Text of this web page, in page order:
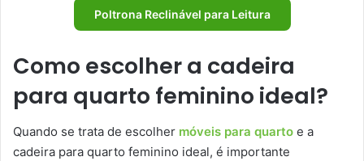
Poltrona Reclinável para Leitura
Como escolher a cadeira
para quarto feminino ideal?
Quando se trata de escolher móveis para quarto e a
cadeira para quarto feminino ideal, é importante